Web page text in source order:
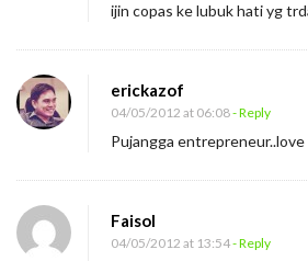
ijin copas ke lubuk hati yg
erickazof
04/05/2012 at 06:08- Reply
Pujangga
Faisol
04/05/2012 at 13:54- Reply